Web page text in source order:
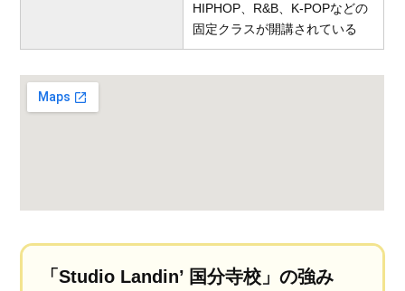
HIPHOP、R&B、K-POPなどの
固定クラスが開講されている
「Studio Landin’ 国分寺校」の強み